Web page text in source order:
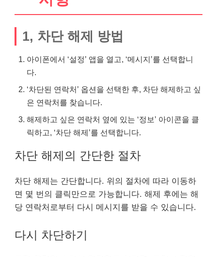
1, 차단 해제 방법
아이폰에서 ‘설정’ 앱을 열고, ‘메시지’를 선택합니
다.
‘차단된 연락처’ 옵션을 선택한 후, 차단 해제하고 싶
은 연락처를 찾습니다.
해제하고 싶은 연락처 옆에 있는 ‘정보’ 아이콘을 클
릭하고, ‘차단 해제’를 선택합니다.
차단 해제의 간단한 절차
차단 해제는 간단합니다. 위의 절차에 따라 이동하
면 몇 번의 클릭만으로 가능합니다. 해제 후에는 해
당 연락처로부터 다시 메시지를 받을 수 있습니다.
다시 차단하기